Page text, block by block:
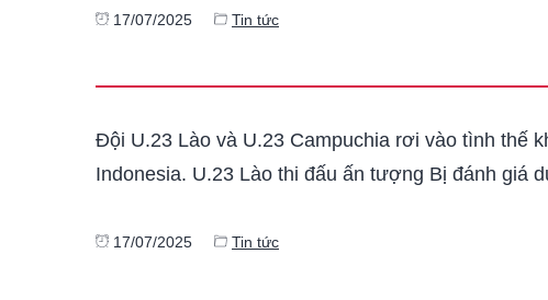
17/07/2025 Tin tức
Đội U.23 Lào và U.23 Campuchia rơi vào tình thế
Indonesia. U.23 Lào thi đấu ấn tượng Bị đánh
17/07/2025 Tin tức